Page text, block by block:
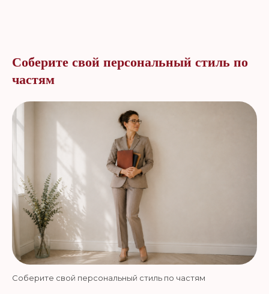
Соберите свой персональный стиль по
частям
Соберите свой персональный стиль по частям